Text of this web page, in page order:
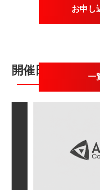
お申し
開催日が近いセ
一